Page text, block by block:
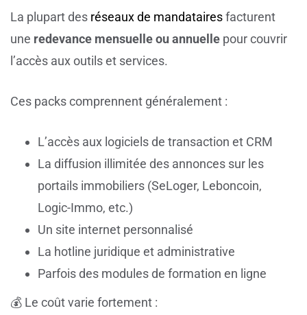
La plupart des réseaux de mandatairesfacturent
une redevance mensuelle ou annuelle pour couvrir
l’accès aux outils et services.
Ces packs comprennent généralement :
L’accès aux logiciels de transaction et CRM
La diffusion illimitée des annonces sur les
portails immobiliers (SeLoger, Leboncoin,
Logic-Immo, etc.)
Un site internet personnalisé
La hotline juridique et administrative
Parfois des modules de formation en ligne
💰 Le coût varie fortement :